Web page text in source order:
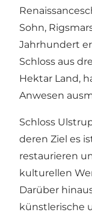
Sohn,
Jahrhundert
Schloss aus
Hektar Land,
Anwesen
Schloss
deren Ziel es
restaurieren
kulturellen
Darüber
künstlerische